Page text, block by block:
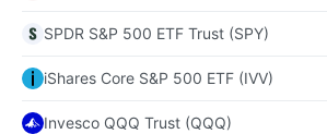
SPDR S&P 500 ETF Trust (SPY)
iShares Core S&P 500 ETF (IVV)
Invesco QQQ Trust (QQQ)